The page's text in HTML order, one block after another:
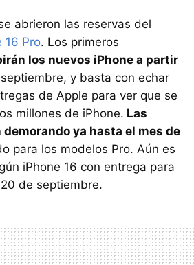
abrieron las reservas del
16 Pro. Los primeros
los nuevos iPhone a partir
y basta con echar
de Apple para ver que se
millones de iPhone. Las
ya hasta el mes de
para los modelos Pro. Aún es
iPhone 16 con entrega para
de septiembre.